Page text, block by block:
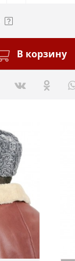
В корзину